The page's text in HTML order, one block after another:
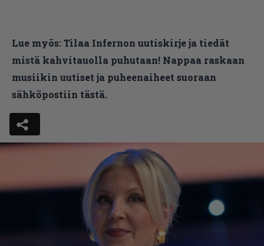
Lue myös:Tilaa Infernon uutiskirje ja tiedät
mistä kahvitauolla puhutaan! Nappaa raskaan
musiikin uutiset ja puheenaiheet suoraan
sähköpostiin tästä.